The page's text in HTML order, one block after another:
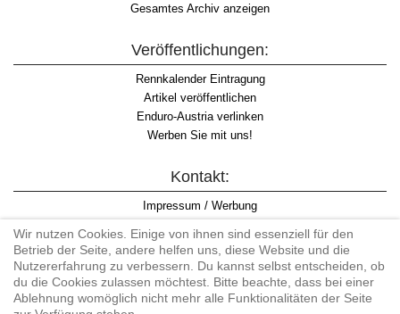
Gesamtes Archiv anzeigen
Veröffentlichungen:
Rennkalender Eintragung
Artikel veröffentlichen
Enduro-Austria verlinken
Werben Sie mit uns!
Kontakt:
Impressum / Werbung
Informationspflicht WKO
AGB
Wir nutzen Cookies. Einige von ihnen sind essenziell für den
Betrieb der Seite, andere helfen uns, diese Website und die
Nutzererfahrung zu verbessern. Du kannst selbst entscheiden, ob
du die Cookies zulassen möchtest. Bitte beachte, dass bei einer
Ablehnung womöglich nicht mehr alle Funktionalitäten der Seite